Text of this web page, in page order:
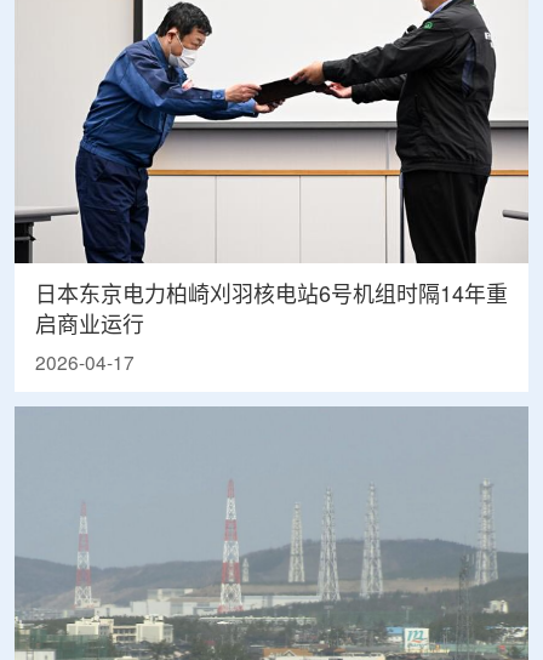
日本东京电力柏崎刈羽核电站6号机组时隔14年重
启商业运行
2026-04-17